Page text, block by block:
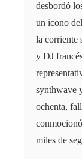
desbordó
un icono
la corriente
y DJ
synthwave
ochenta,
miles de